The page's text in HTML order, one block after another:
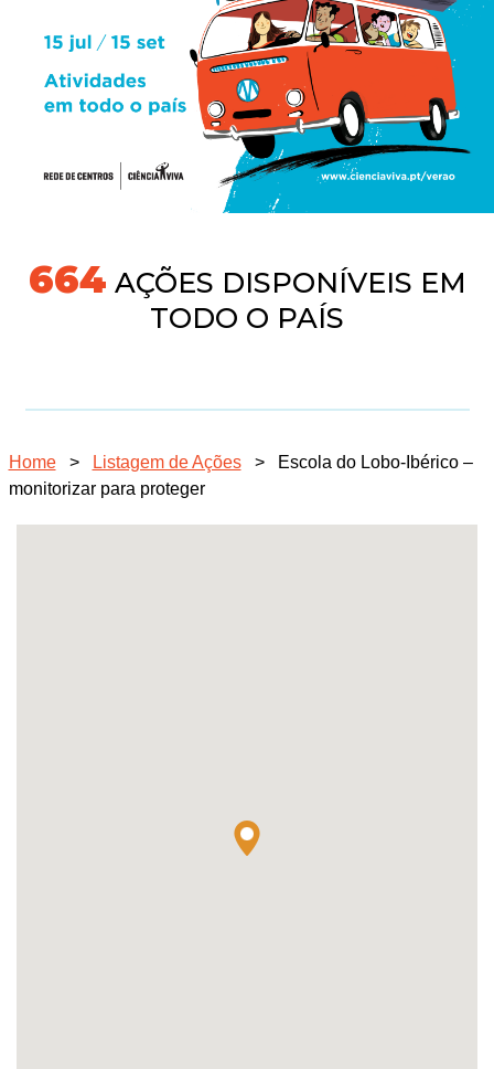
704 AÇÕES DISPONÍVEIS EM
TODO O PAÍS
Home > Listagem de Ações >
Escola do Lobo-Ibérico –
monitorizar para proteger